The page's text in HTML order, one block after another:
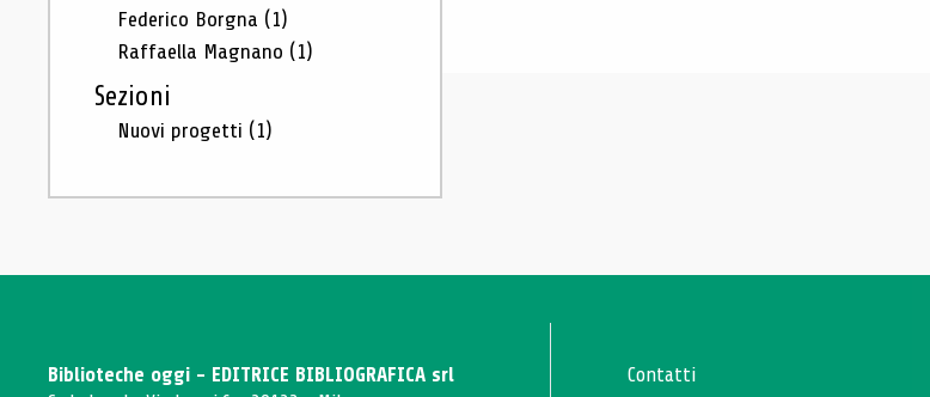
Federico Borgna (1)
Raffaella Magnano (1)
Sezioni
Nuovi progetti (1)
Biblioteche oggi - EDITRICE BIBLIOGRAFICA srl
Contatti